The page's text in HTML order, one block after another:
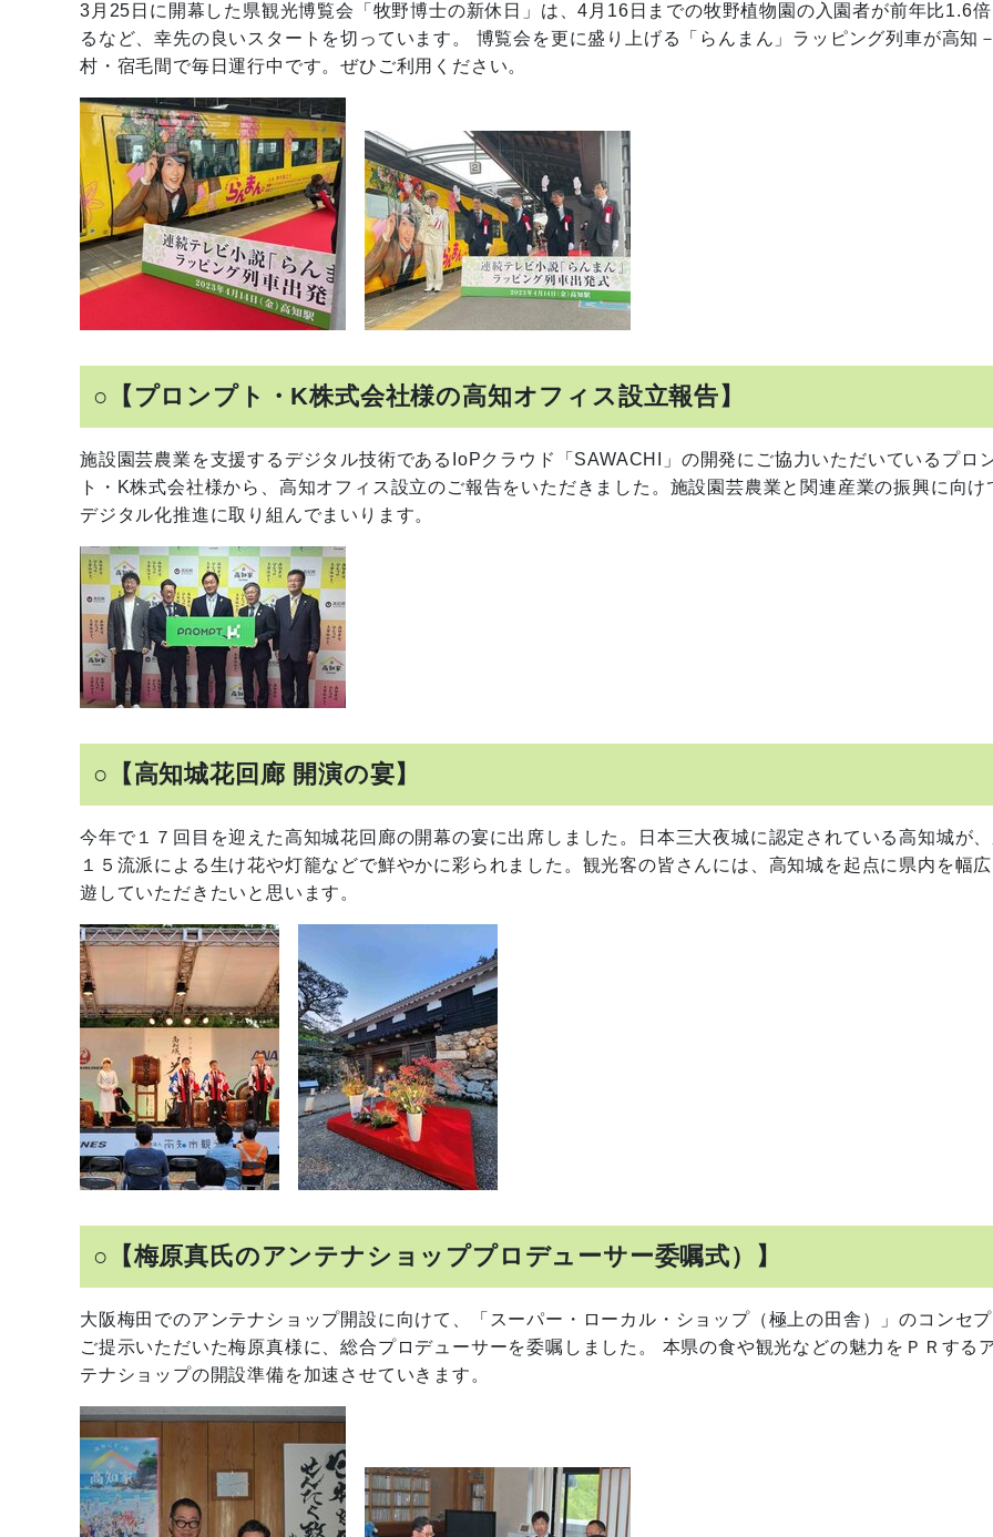
3月25日に開幕した県観光博覧会「牧野博士の新休日」は、4月16日までの牧野植物園の入園者が前年比1.6
るなど、幸先の良いスタートを切っています。 博覧会を更に盛り上げる「らんまん」ラッピング列車が高知
村・宿毛間で毎日運行中です。ぜひご利用ください。
○【プロンプト・K株式会社様の高知オフィス設立報告】
施設園芸農業を支援するデジタル技術であるIoPクラウド「SAWACHI」の開発にご協力いただいているプロ
ト・K株式会社様から、高知オフィス設立のご報告をいただきました。施設園芸農業と関連産業の振興に向け
デジタル化推進に取り組んでまいります。
○【高知城花回廊 開演の宴】
今年で１７回目を迎えた高知城花回廊の開幕の宴に出席しました。日本三大夜城に認定されている高知城が
１５流派による生け花や灯籠などで鮮やかに彩られました。観光客の皆さんには、高知城を起点に県内を幅
遊していただきたいと思います。
○【梅原真氏のアンテナショッププロデューサー委嘱式）】
大阪梅田でのアンテナショップ開設に向けて、「スーパー・ローカル・ショップ（極上の田舎）」のコンセ
ご提示いただいた梅原真様に、総合プロデューサーを委嘱しました。 本県の食や観光などの魅力をＰＲする
テナショップの開設準備を加速させていきます。